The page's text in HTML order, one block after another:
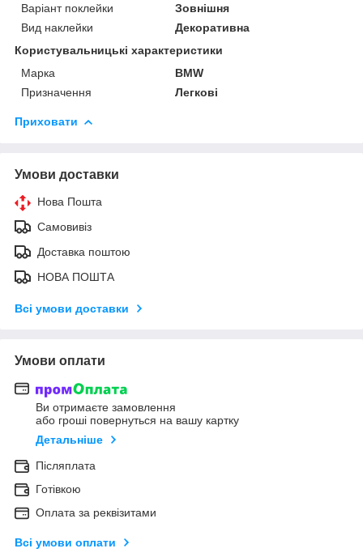
Варіант поклейки
Зовнішня
Вид наклейки
Декоративна
Користувальницькі характеристики
Марка
BMW
Призначення
Легкові
Приховати
Умови доставки
Нова Пошта
Самовивіз
Доставка поштою
НОВА ПОШТА
Всі умови доставки
Умови оплати
Ви отримаєте замовлення
або гроші повернуться на вашу картку
Детальніше
Післяплата
Готівкою
Оплата за реквізитами
Всі умови оплати